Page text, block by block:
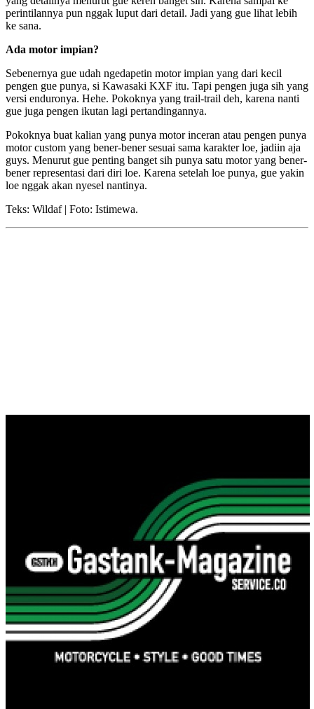
perintilannya pun nggak luput dari detail. Jadi yang gue lihat lebih
ke sana.
Ada motor impian?
Sebenernya gue udah ngedapetin motor impian yang dari kecil
pengen gue punya, si Kawasaki KXF itu. Tapi pengen juga sih yang
versi enduronya. Hehe. Pokoknya yang trail-trail deh, karena nanti
gue juga pengen ikutan lagi pertandingannya.
Pokoknya buat kalian yang punya motor inceran atau pengen punya
motor custom yang bener-bener sesuai sama karakter loe, jadiin aja
guys. Menurut gue penting banget sih punya satu motor yang bener-
bener representasi dari diri loe. Karena setelah loe punya, gue yakin
loe nggak akan nyesel nantinya.
Teks: Wildaf | Foto: Istimewa.